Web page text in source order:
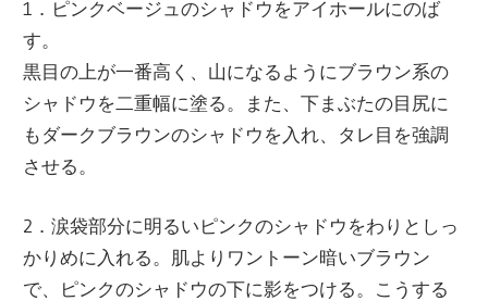
1．ピンクベージュのシャドウをアイホールにのば
す。
黒目の上が一番高く、山になるようにブラウン系の
シャドウを二重幅に塗る。また、下まぶたの目尻に
もダークブラウンのシャドウを入れ、タレ目を強調
させる。
2．涙袋部分に明るいピンクのシャドウをわりとしっ
かりめに入れる。肌よりワントーン暗いブラウン
で、ピンクのシャドウの下に影をつける。こうする